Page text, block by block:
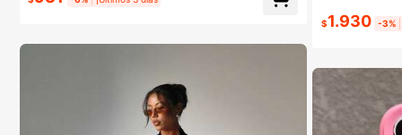
ar de goma, juguetes de viaje, suaves y esponjosos, d
e boda, accesorios de vacaciones, muebles de jardín,
cenamiento, decoración navideña, artículos esencial
es de viaje, suministros para despedida de soltera, ac
cesorios de escritorio de oficina, decoración del hoga
$1.930 -3%